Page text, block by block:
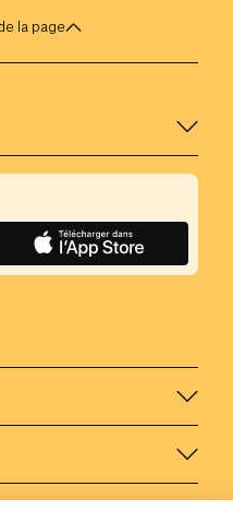
la page